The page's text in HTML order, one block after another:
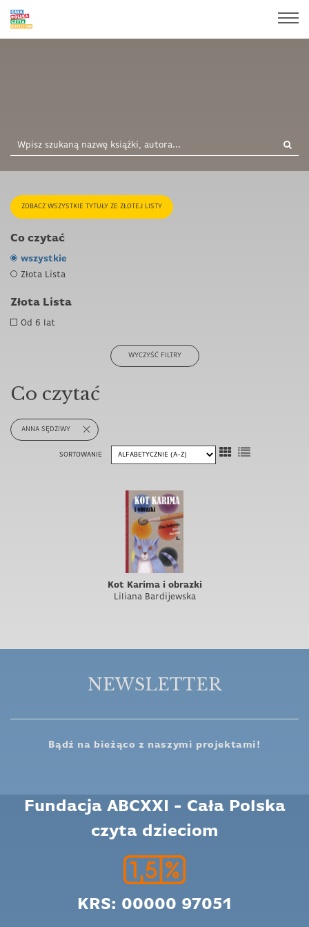
ZOBACZ WSZYSTKIE TYTUŁY ZE ZŁOTEJ LISTY
Co czytać
wszystkie
Złota Lista
Złota Lista
Od 6 lat
WYCZYŚĆ FILTRY
Co czytać
ANNA SĘDZIWY
SORTOWANIE
Kot Karima i obrazki
Liliana Bardijewska
NEWSLETTER
Bądź na bieżąco z naszymi projektami!
Fundacja ABCXXI - Cała Polska
czyta dzieciom
KRS: 00000 97051